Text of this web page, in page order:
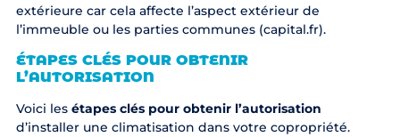
extérieure car cela affecte l’aspect extérieur de
l’immeuble ou les parties communes (capital.fr).
ÉTAPES CLÉS POUR OBTENIR
L’AUTORISATION
Voici les étapes clés pour obtenir l’autorisation
d’installer une climatisation dans votre copropriété.